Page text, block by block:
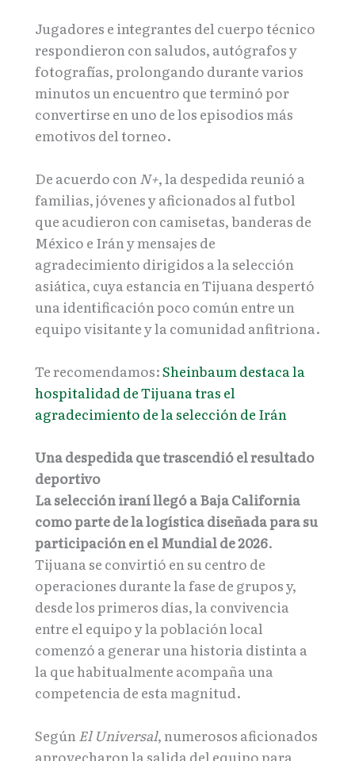
Jugadores e integrantes del cuerpo técnico
respondieron con saludos, autógrafos y
fotografías, prolongando durante varios
minutos un encuentro que terminó por
convertirse en uno de los episodios más
emotivos del torneo.
De acuerdo con N+, la despedida reunió a
familias, jóvenes y aficionados al futbol
que acudieron con camisetas, banderas de
México e Irán y mensajes de
agradecimiento dirigidos a la selección
asiática, cuya estancia en Tijuana despertó
una identificación poco común entre un
equipo visitante y la comunidad anfitriona.
Te recomendamos:Sheinbaum destaca la
hospitalidad de Tijuana tras el
agradecimiento de la selección de Irán
Una despedida que trascendió el resultado
deportivo
La selección iraní llegó a Baja California
como parte de la logística diseñada para su
participación en el Mundial de 2026.
Tijuana se convirtió en su centro de
operaciones durante la fase de grupos y,
desde los primeros días, la convivencia
entre el equipo y la población local
comenzó a generar una historia distinta a
la que habitualmente acompaña una
competencia de esta magnitud.
SegúnEl Universal, numerosos aficionados
aprovecharon la salida del equipo para